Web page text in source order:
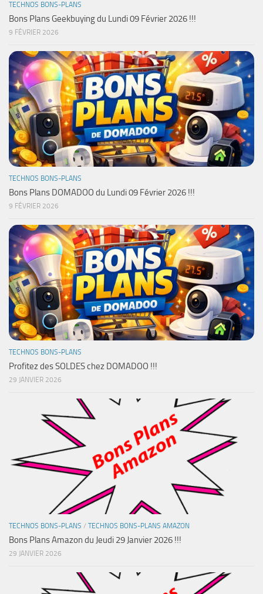
TECHNOS BONS-PLANS
Bons Plans Geekbuying du Lundi 09 Février 2026 !!!
9 FÉVRIER 2026
TECHNOS BONS-PLANS
Bons Plans DOMADOO du Lundi 09 Février 2026 !!!
9 FÉVRIER 2026
TECHNOS BONS-PLANS
Profitez des SOLDES chez DOMADOO !!!
29 JANVIER 2026
TECHNOS BONS-PLANS / TECHNOS BONS-PLANS AMAZON
Bons Plans Amazon du Jeudi 29 Janvier 2026 !!!
29 JANVIER 2026